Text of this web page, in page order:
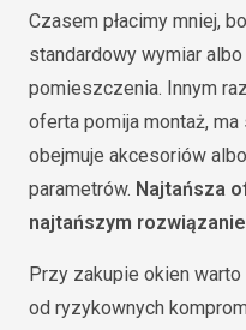
Czasem płacimy mniej,
standardowy wymiar
pomieszczenia. Innym
oferta pomija montaż,
obejmuje akcesoriów
parametrów. Najtańsza
najtańszym
Przy zakupie okien
od ryzykownych